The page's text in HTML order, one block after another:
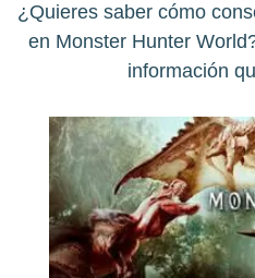
¿Quieres saber cómo
en Monster Hunter
información